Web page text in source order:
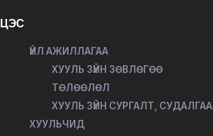
ЦЭС
ҮЙЛ АЖИЛЛАГАА
ХУУЛЬ ЗҮЙН ЗӨВЛӨГӨӨ
ТӨЛӨӨЛӨЛ
ХУУЛЬ ЗҮЙН СУРГАЛТ, СУДАЛГАА
ХУУЛЬЧИД